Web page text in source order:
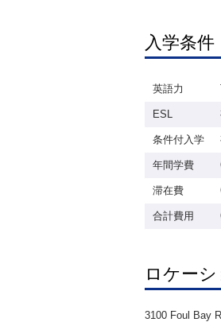
入学条件
英語力
ESL
条件付入学
年間学費
滞在費
合計費用
ロケーシ
3100 Foul Bay